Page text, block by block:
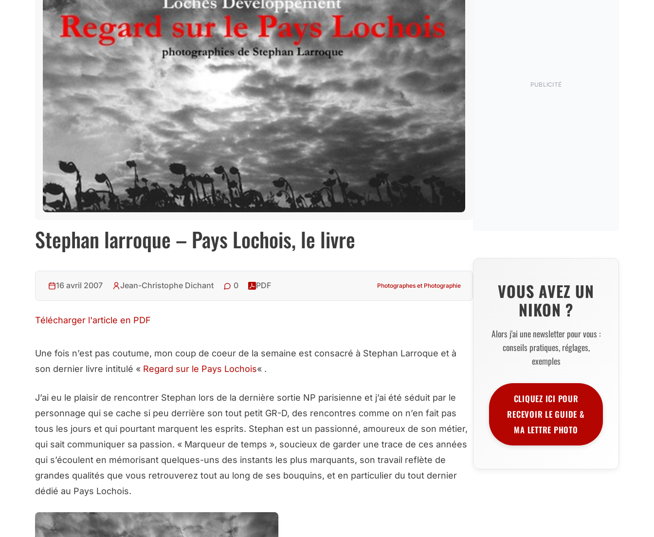
Stephan larroque – Pays Lochois, le livre
16 avril 2007 Jean-Christophe Dichant 0 PDF Photographes et Photographie
Télécharger l'article en PDF
Une fois n’est pas coutume, mon coup de coeur de la semaine est consacré à Stephan Larroque et à
son dernier livre intitulé « Regard sur le Pays Lochois« .
J’ai eu le plaisir de rencontrer Stephan lors de la dernière sortie NP parisienne et j’ai été séduit par le
personnage qui se cache si peu derrière son tout petit GR-D, des rencontres comme on n’en fait pas
tous les jours et qui pourtant marquent les esprits. Stephan est un passionné, amoureux de son métier,
qui sait communiquer sa passion. « Marqueur de temps », soucieux de garder une trace de ces années
qui s’écoulent en mémorisant quelques-uns des instants les plus marquants, son travail reflète de
grandes qualités que vous retrouverez tout au long de ses bouquins, et en particulier du tout dernier
dédié au Pays Lochois.
PUBLICITÉ
VOUS AVEZ UN
NIKON ?
Alors j'ai une newsletter pour vous :
conseils pratiques, réglages,
exemples
CLIQUEZ ICI POUR
RECEVOIR LE GUIDE &
MA LETTRE PHOTO